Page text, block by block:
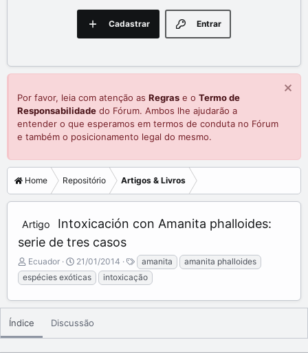
Entrar
Cadastrar
Por favor, leia com atenção as Regras e o Termo de
Responsabilidade do Fórum. Ambos lhe ajudarão a
entender o que esperamos em termos de conduta no Fórum
e também o posicionamento legal do mesmo.
Home Repositório Artigos & Livros
Artigo
Intoxicación con Amanita phalloides:
serie de tres casos
A
d
d
d
b
y
Ecuador
C
r
e
t
e
21/01/2014
T
a
g
amanita
amanita phalloides
espécies exóticas
intoxicação
Índice Discussão